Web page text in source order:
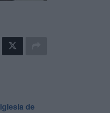
iglesia de